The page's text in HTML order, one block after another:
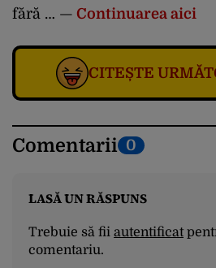
fără … — Continuarea aici
CITEȘTE
Comentarii 0
LASĂ UN RĂSPUNS
Trebuie să fii autentificat
comentariu.